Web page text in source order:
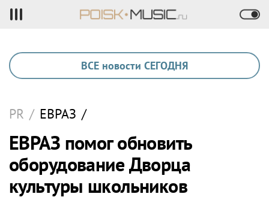
ВСЕ новости СЕГОДНЯ
PR / ЕВРАЗ /
ЕВРАЗ помог обновить
оборудование Дворца
культуры школьников